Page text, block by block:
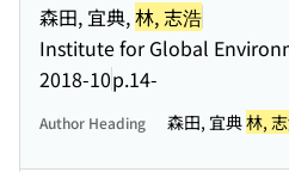
森田, 宜典,林, 志浩
Institute for Global
2018-10p.14-
Author Heading 森田, 宜典林,